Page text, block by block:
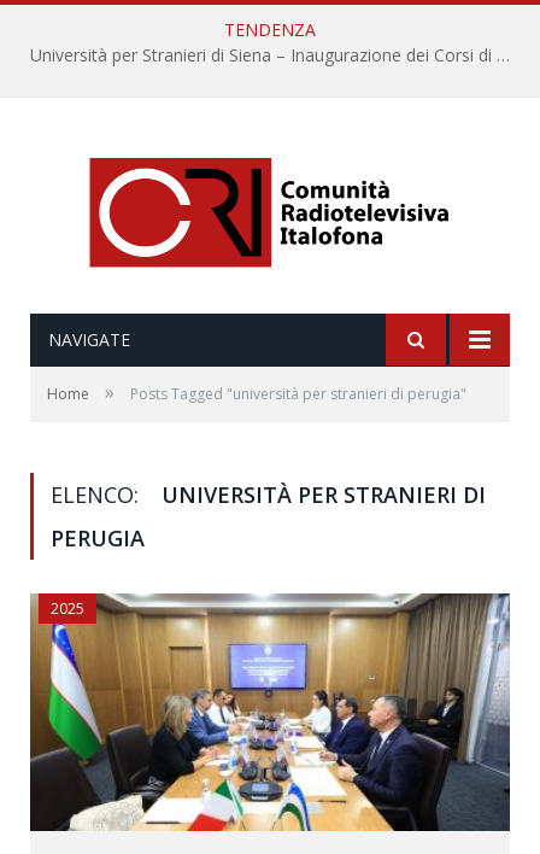
TENDENZA
Università per Stranieri di Siena – Inaugurazione dei Corsi di Lingua e Cultura Italiana, 109a annata
NAVIGATE
Home » Posts Tagged "università per stranieri di perugia"
ELENCO:
UNIVERSITÀ PER STRANIERI DI
PERUGIA
2025